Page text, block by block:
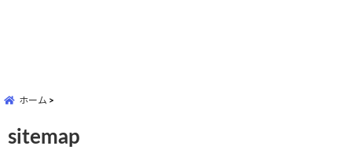
ホーム
sitemap